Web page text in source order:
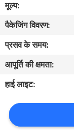
गुणवत्ता
नियंत्रण
संपर्क
करें
समाचार
मूल्य:
पैकेजिंग विवरण:
प्रसव के समय:
आपूर्ति की क्षमता:
हाई लाइट: